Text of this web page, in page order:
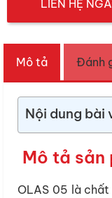
LIÊN HỆ
Mô tả Đánh
Nội dung bài
Mô tả sản
OLAS 05 là